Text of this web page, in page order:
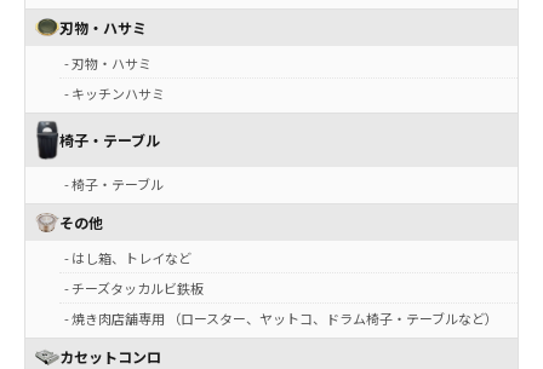
刃物・ハサミ
- 刃物・ハサミ
- キッチンハサミ
椅子・テーブル
- 椅子・テーブル
その他
- はし箱、トレイなど
- チーズタッカルビ鉄板
- 焼き肉店舗専用 （ロースター、ヤットコ、ドラム椅子・テーブルなど）
カセットコンロ